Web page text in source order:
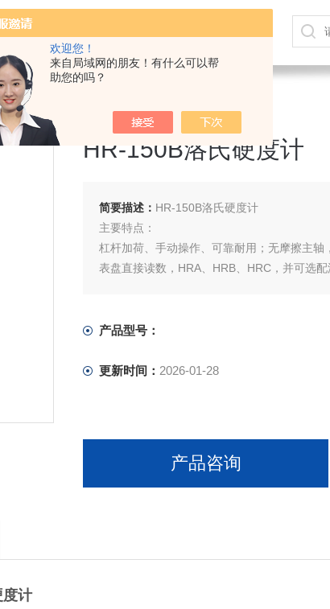
欢迎您！
来自局域网的朋友！有什么可以帮
助您的吗？
度计,流速流量仪,多普勒流速仪,手持式超声波流量计,电火花检漏仪
洛氏硬度计
HR-150B洛氏硬度计
简要描述： HR-150B洛氏硬度计
主要特点：
杠杆加荷、手动操作、可靠耐用；无摩擦主轴
表盘直接读数，HRA、HRB、HRC，并可选配
产品型号：
更新时间： 2026-01-28
产品咨询
度计